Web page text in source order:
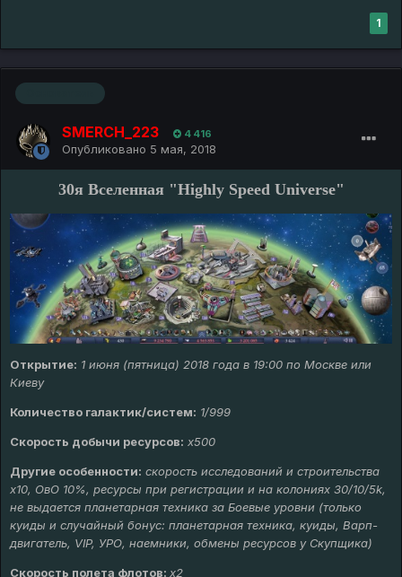
1
SMERCH_223 4 416
Опубликовано 5 мая, 2018
30я Вселенная "Highly Speed Universe"
Открытие: 1 июня (пятница) 2018 года в 19:00 по Москве или
Киеву
Количество галактик/систем: 1/999
Скорость добычи ресурсов: х500
Другие особенности: скорость исследований и строительства
х10, ОвО 10%, ресурсы при регистрации и на колониях 30/10/5k,
не выдается планетарная техника за Боевые уровни (только
куиды и случайный бонус: планетарная техника, куиды, Варп-
двигатель, VIP, УРО, наемники, обмены ресурсов у Скупщика)
Скорость полета флотов: х2